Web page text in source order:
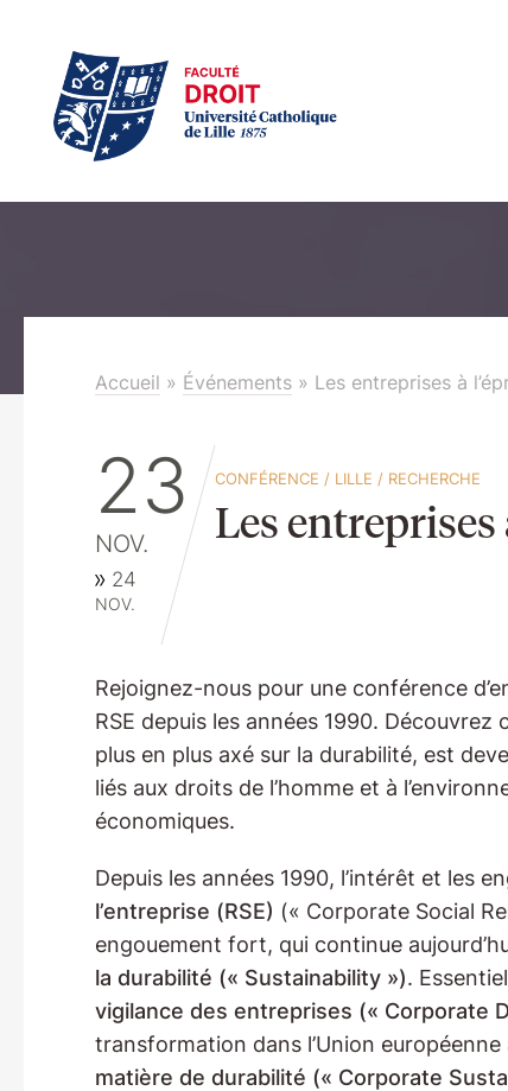
Accueil » Événements» Les entreprises à
23
NOV.
24
NOV.
CONFÉRENCE / LILLE / RECHERCHE
Les
Rejoignez-nous pour une conférence
RSE depuis les années 1990.
plus en plus axé sur la durabilité, est
liés aux droits de l’homme et à
économiques.
Depuis les années 1990, l’intérêt et les
l’entreprise (RSE) (« Corporate Social
engouement fort, qui continue
la durabilité (« Sustainability »).
vigilance des entreprises (« Corporate
transformation dans l’Union
matière de durabilité (« Corporate